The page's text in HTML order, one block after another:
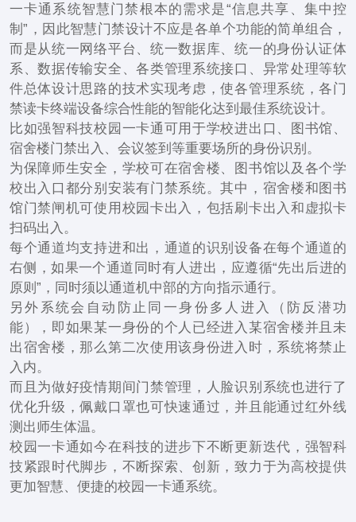
一卡通系统智慧门禁根本的需求是“信息共享、集中控
制”，因此智慧门禁设计不应是各单个功能的简单组合，
而是从统一网络平台、统一数据库、统一的身份认证体
系、数据传输安全、各类管理系统接口、异常处理等软
件总体设计思路的技术实现考虑，使各管理系统，各门
禁读卡终端设备综合性能的智能化达到最佳系统设计。
比如强智科技校园一卡通可用于学校进出口、图书馆、
宿舍楼门禁出入、会议签到等重要场所的身份识别。
为保障师生安全，学校可在宿舍楼、图书馆以及各个学
校出入口都分别安装有门禁系统。其中，宿舍楼和图书
馆门禁闸机可使用校园卡出入，包括刷卡出入和虚拟卡
扫码出入。
每个通道均支持进和出，通道的识别设备在每个通道的
右侧，如果一个通道同时有人进出，应遵循“先出后进的
原则”，同时须以通道机中部的方向指示通行。
另外系统会自动防止同一身份多人进入（防反潜功
能），即如果某一身份的个人已经进入某宿舍楼并且未
出宿舍楼，那么第二次使用该身份进入时，系统将禁止
入内。
而且为做好疫情期间门禁管理，人脸识别系统也进行了
优化升级，佩戴口罩也可快速通过，并且能通过红外线
测出师生体温。
校园一卡通如今在科技的进步下不断更新迭代，强智科
技紧跟时代脚步，不断探索、创新，致力于为高校提供
更加智慧、便捷的校园一卡通系统。